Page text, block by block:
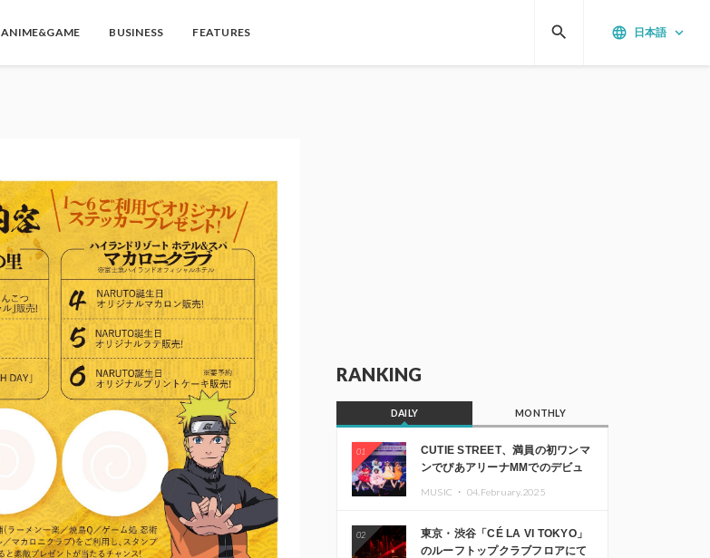
ANIME&GAME BUSINESS FEATURES language 日本語 keyboard_arrow_down
search
RANKING
DAILY MONTHLY
01
CUTIE STREET、満員の初ワンマ
ンでぴあアリーナMMでのデビュ
MUSIC ・ 04.February.2025
02
東京・渋谷「CÉ LA VI TOKYO」
のルーフトップクラブフロアにて